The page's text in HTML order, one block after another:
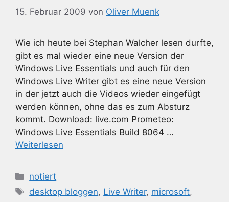
15. Februar 2009 von Oliver Muenk
Wie ich heute bei Stephan Walcher lesen durfte,
gibt es mal wieder eine neue Version der
Windows Live Essentials und auch für den
Windows Live Writer gibt es eine neue Version
in der jetzt auch die Videos wieder eingefügt
werden können, ohne das es zum Absturz
kommt. Download: live.com Prometeo:
Windows Live Essentials Build 8064 …
Weiterlesen
Kategorien
notiert
Schlagwörter
desktop bloggen, Live Writer, microsoft,